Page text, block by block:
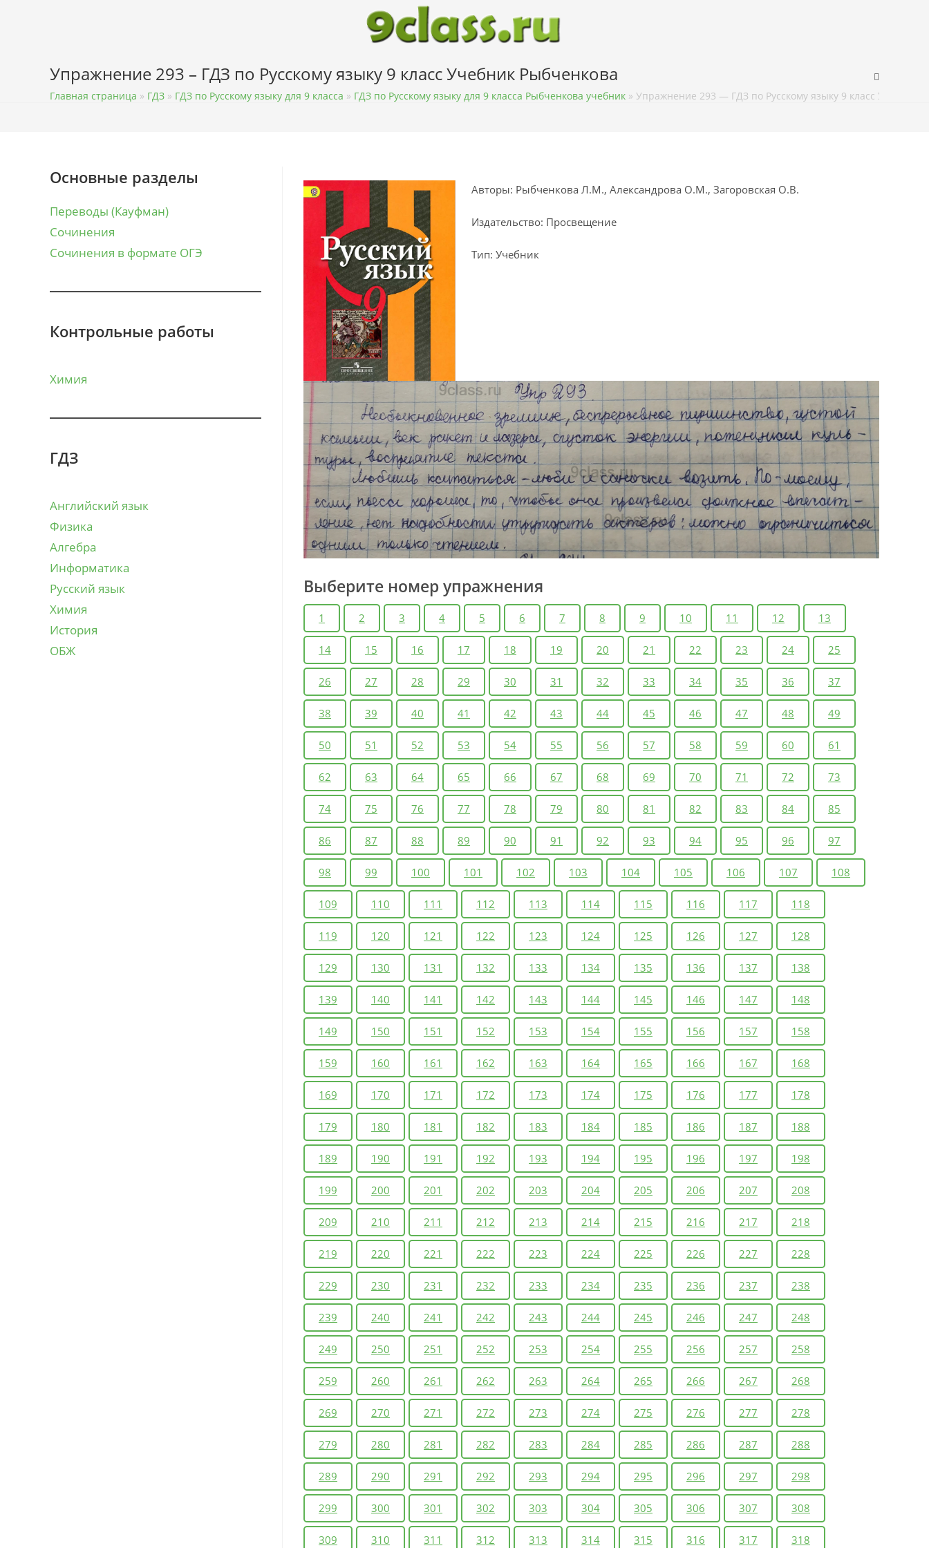
Упражнение 293 – ГДЗ по Русскому языку 9 класс Учебник Рыбченкова
Главная страница » ГДЗ » ГДЗ по Русскому языку для 9 класса » ГДЗ по Русскому языку для 9 класса Рыбченкова учебник » Упражнение 293 — ГДЗ по Русскому языку 9 класс Учебник
Основные разделы
Переводы (Кауфман)
Сочинения
Сочинения в формате ОГЭ
Контрольные работы
Химия
ГДЗ
Английский язык
Физика
Алгебра
Информатика
Русский язык
Химия
История
ОБЖ
Авторы: Рыбченкова Л.М., Александрова О.М., Загоровская О.В.
Издательство: Просвещение
Тип: Учебник
Выберите номер упражнения
1 2 3 4 5 6 7 8 9 10 11 12 13
14 15 16 17 18 19 20 21 22 23 24 25
26 27 28 29 30 31 32 33 34 35 36 37
38 39 40 41 42 43 44 45 46 47 48 49
50 51 52 53 54 55 56 57 58 59 60 61
62 63 64 65 66 67 68 69 70 71 72 73
74 75 76 77 78 79 80 81 82 83 84 85
86 87 88 89 90 91 92 93 94 95 96 97
98 99 100 101 102 103 104 105 106 107 108
109 110 111 112 113 114 115 116 117 118
119 120 121 122 123 124 125 126 127 128
129 130 131 132 133 134 135 136 137 138
139 140 141 142 143 144 145 146 147 148
149 150 151 152 153 154 155 156 157 158
159 160 161 162 163 164 165 166 167 168
169 170 171 172 173 174 175 176 177 178
179 180 181 182 183 184 185 186 187 188
189 190 191 192 193 194 195 196 197 198
199 200 201 202 203 204 205 206 207 208
209 210 211 212 213 214 215 216 217 218
219 220 221 222 223 224 225 226 227 228
229 230 231 232 233 234 235 236 237 238
239 240 241 242 243 244 245 246 247 248
249 250 251 252 253 254 255 256 257 258
259 260 261 262 263 264 265 266 267 268
269 270 271 272 273 274 275 276 277 278
279 280 281 282 283 284 285 286 287 288
289 290 291 292 293 294 295 296 297 298
299 300 301 302 303 304 305 306 307 308
309 310 311 312 313 314 315 316 317 318